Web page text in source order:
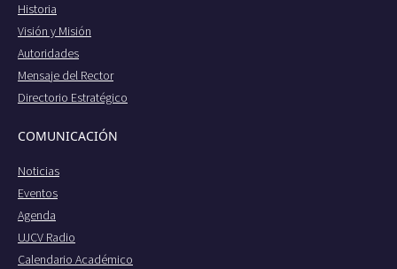
Historia
Visión y Misión
Autoridades
Mensaje del Rector
Directorio Estratégico
COMUNICACIÓN
Noticias
Eventos
Agenda
UJCV Radio
Calendario Académico